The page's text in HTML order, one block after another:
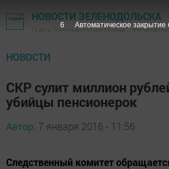
НОВОСТИ ЗЕЛЕНОДОЛЬСКА
Газета "Зеленодольская правда" -
НОВОСТИ
СКР сулит миллион
убийцы пенсионерок
Автор, 7 января 2016 - 11:56
Следственный комитет
5 Автоматическое закрытие